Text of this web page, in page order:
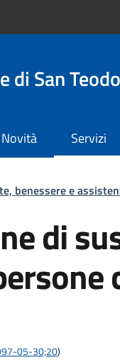
di San
Novità Servizi
benessere e
di
05-30;20)